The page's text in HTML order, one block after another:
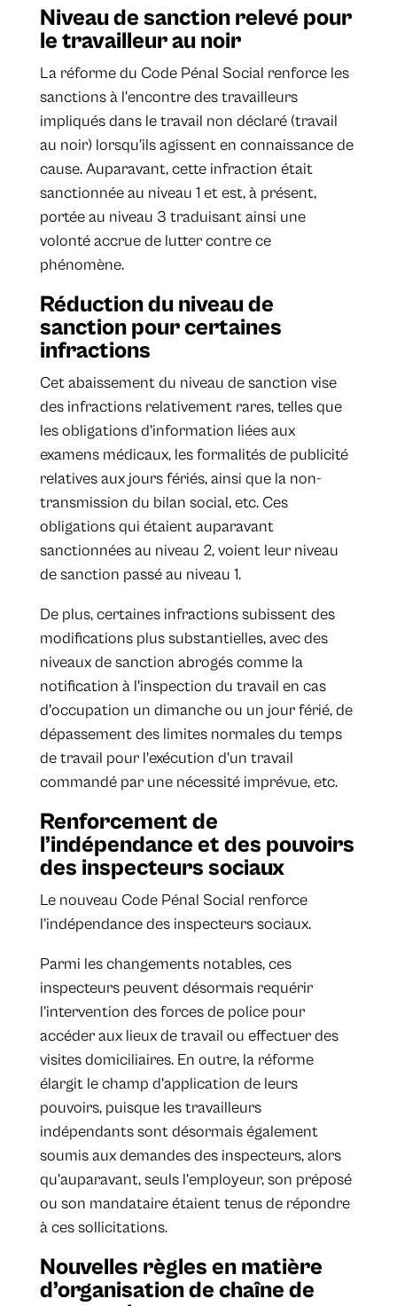
Niveau de sanction relevé pour
le travailleur au noir
La réforme du Code Pénal Social renforce les
sanctions à l'encontre des travailleurs
impliqués dans le travail non déclaré (travail
au noir) lorsqu'ils agissent en connaissance de
cause. Auparavant, cette infraction était
sanctionnée au niveau 1 et est, à présent,
portée au niveau 3 traduisant ainsi une
volonté accrue de lutter contre ce
phénomène.
Réduction du niveau de
sanction pour certaines
infractions
Cet abaissement du niveau de sanction vise
des infractions relativement rares, telles que
les obligations d’information liées aux
examens médicaux, les formalités de publicité
relatives aux jours fériés, ainsi que la non-
transmission du bilan social, etc. Ces
obligations qui étaient auparavant
sanctionnées au niveau 2, voient leur niveau
de sanction passé au niveau 1.
De plus, certaines infractions subissent des
modifications plus substantielles, avec des
niveaux de sanction abrogés comme la
notification à l'inspection du travail en cas
d'occupation un dimanche ou un jour férié, de
dépassement des limites normales du temps
de travail pour l'exécution d'un travail
commandé par une nécessité imprévue, etc.
Renforcement de
l’indépendance et des pouvoirs
des inspecteurs sociaux
Le nouveau Code Pénal Social renforce
l’indépendance des inspecteurs sociaux.
Parmi les changements notables, ces
inspecteurs peuvent désormais requérir
l’intervention des forces de police pour
accéder aux lieux de travail ou effectuer des
visites domiciliaires. En outre, la réforme
élargit le champ d'application de leurs
pouvoirs, puisque les travailleurs
indépendants sont désormais également
soumis aux demandes des inspecteurs, alors
qu’auparavant, seuls l’employeur, son préposé
ou son mandataire étaient tenus de répondre
à ces sollicitations.
Nouvelles règles en matière
d’organisation de chaîne de